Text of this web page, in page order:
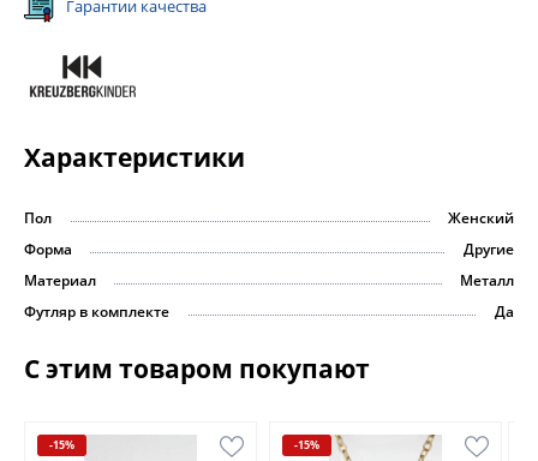
Гарантии качества
Характеристики
Пол
Женский
Форма
Другие
Материал
Металл
Футляр в комплекте
Да
С этим товаром покупают
-15% -15%